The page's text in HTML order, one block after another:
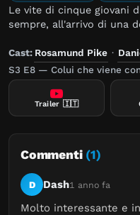
Le vite di cinque giovani
sempre, all'arrivo di una
afferma che uno di loro
profezia, che potrà
per sempre. Dovranno
stessi - il destino del
liberi dalla sua prigione e
Cast: Rosamund Pike ·
S3 E8 — Colui che viene
Trailer 🇮🇹
Commenti (1)
D Dash1 anno fa
Molto interessante e